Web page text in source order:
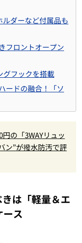
ダーなど付属品も
フロントオープン
グフックを搭載
ードの融合！「ソ
の「3WAYリュッ
ン”が撥水防汚で評
は「軽量＆エ
ース